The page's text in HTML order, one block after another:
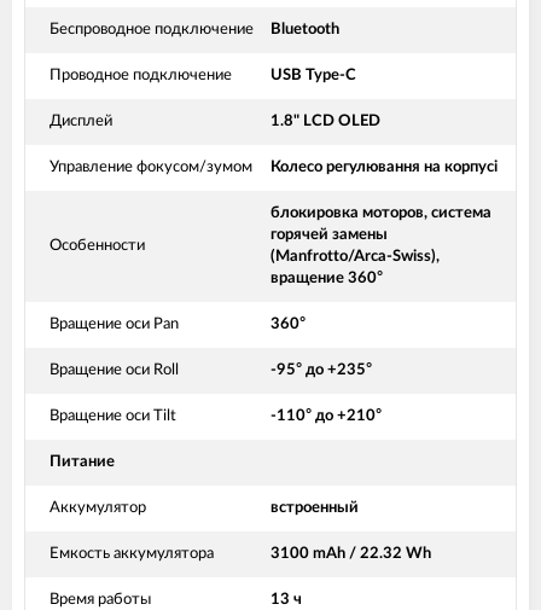
Беспроводное подключение Bluetooth
Проводное подключение USB Type-C
Дисплей 1.8" LCD OLED
Управление фокусом/зумом Колесо регулювання на корпусі
Особенности
блокировка моторов, система
горячей замены
(Manfrotto/Arca-Swiss),
вращение 360°
Вращение оси Pan 360°
Вращение оси Roll -95° до +235°
Вращение оси Tilt -110° до +210°
Питание
Аккумулятор встроенный
Емкость аккумулятора 3100 mAh / 22.32 Wh
Время работы 13 ч